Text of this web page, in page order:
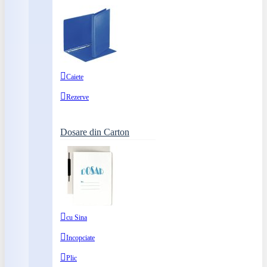
Caiete
Rezerve
Dosare din Carton
cu Sina
Incopciate
Plic